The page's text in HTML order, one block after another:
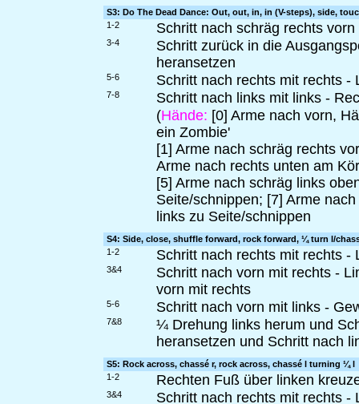
S3: Do The Dead Dance: Out, out, in, in (V-steps), side,
1-2
Schritt nach schräg rechts
3-4
Schritt zurück in die
heransetzen
5-6 Schritt nach rechts mit rechts
7-8
Schritt nach links mit links -
(Hände: [0] Arme nach vorn,
ein Zombie'
[1] Arme nach schräg rechts
Arme nach rechts unten am
[5] Arme nach schräg links
Seite/schnippen; [7] Arme
links zu Seite/schnippen
S4: Side, close, shuffle forward, rock forward, ¼ turn l/
1-2
Schritt nach rechts mit rechts -
3&4
Schritt nach vorn mit rechts -
vorn mit rechts
5-6 Schritt nach vorn mit links -
7&8
¼ Drehung links herum und
heransetzen und Schritt nach
S5: Rock across, chassé r, rock across, chassé l turning ¼ l
1-2
Rechten Fuß über linken
3&4
Schritt nach rechts mit rechts -